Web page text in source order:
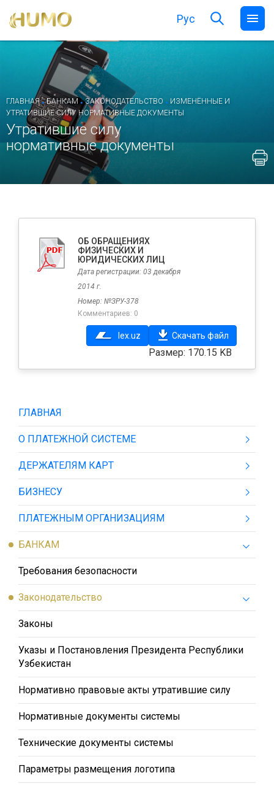
Рус
ГЛАВНАЯ . БАНКАМ . ЗАКОНОДАТЕЛЬСТВО . ИЗМЕНЁННЫЕ И
УТРАТИВШИЕ СИЛУ НОРМАТИВНЫЕ ДОКУМЕНТЫ
Утратившие силу
нормативные документы
ОБ ОБРАЩЕНИЯХ
ФИЗИЧЕСКИХ И
ЮРИДИЧЕСКИХ ЛИЦ
Дата регистрации: 03 декабря
2014 г.
Номер: №ЗРУ-378
Комментариев: 0
Скачать файл
Размер: 170.15 KB
lex.uz
ГЛАВНАЯ
О ПЛАТЕЖНОЙ СИСТЕМЕ
ДЕРЖАТЕЛЯМ КАРТ
БИЗНЕСУ
ПЛАТЕЖНЫМ ОРГАНИЗАЦИЯМ
БАНКАМ
Требования безопасности
Законодательство
Законы
Указы и Постановления Президента Республики
Узбекистан
Нормативно правовые акты утратившие силу
Нормативные документы системы
Технические документы системы
Параметры размещения логотипа